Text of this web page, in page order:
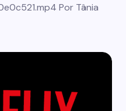
Por Tânia